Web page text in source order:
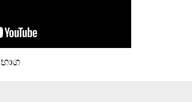
භාග